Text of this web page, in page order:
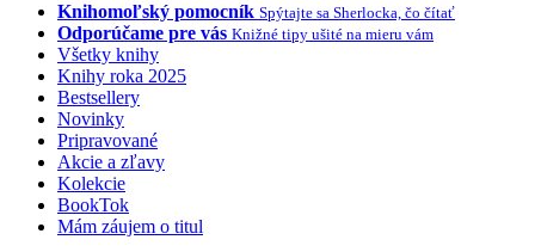
Knihomoľský pomocník Spýtajte sa Sherlocka, čo čítať
Odporúčame pre vás Knižné tipy ušité na mieru vám
Všetky knihy
Knihy roka 2025
Bestsellery
Novinky
Pripravované
Akcie a zľavy
Kolekcie
BookTok
Mám záujem o titul